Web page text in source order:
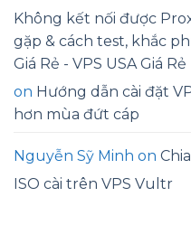
Không kết nối được
gặp & cách test, khắc
Giá Rẻ - VPS USA Giá Rẻ
on Hướng dẫn cài đặt
hơn mùa đứt cáp
Nguyễn Sỹ Minh on
ISO cài trên VPS Vultr